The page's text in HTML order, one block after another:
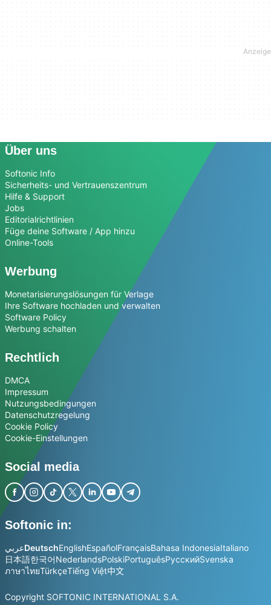
Über uns
Softonic Info
Sicherheits- und Vertrauenszentrum
Hilfe & Support
Jobs
Editorialrichtlinien
Füge deine Software / App hinzu
Online-Tools
Werbung
Monetarisierungslösungen für Verlage
Ihre Software hochladen und verwalten
Software Policy
Werbung schalten
Rechtlich
DMCA
Impressum
Nutzungsbedingungen
Datenschutzregelung
Cookie Policy
Cookie-Einstellungen
Social media
Softonic in:
عربيDeutschEnglishEspañolFrançaisBahasa IndonesiaItaliano
日本語한국어NederlandsPolskiPortuguêsРусскийSvenska
ภาษาไทยTürkçeTiếng Việt中文
Copyright SOFTONIC INTERNATIONAL S.A.